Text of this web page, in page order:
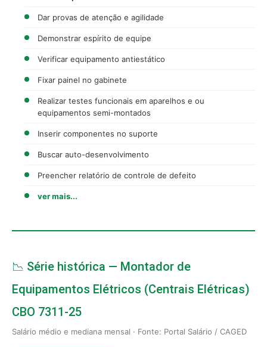
Dar provas de atenção e agilidade
Demonstrar espírito de equipe
Verificar equipamento antiestático
Fixar painel no gabinete
Realizar testes funcionais em aparelhos e ou
equipamentos semi-montados
Inserir componentes no suporte
Buscar auto-desenvolvimento
Preencher relatório de controle de defeito
ver mais...
📉 Série histórica — Montador de
Equipamentos Elétricos (Centrais Elétricas)
CBO 7311-25
Salário médio e mediana mensal · Fonte: Portal Salário / CAGED